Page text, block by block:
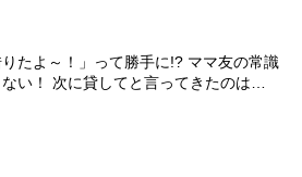
りたよ～！」って勝手に!? ママ友の常識
い！ 次に貸してと言ってきたのは…